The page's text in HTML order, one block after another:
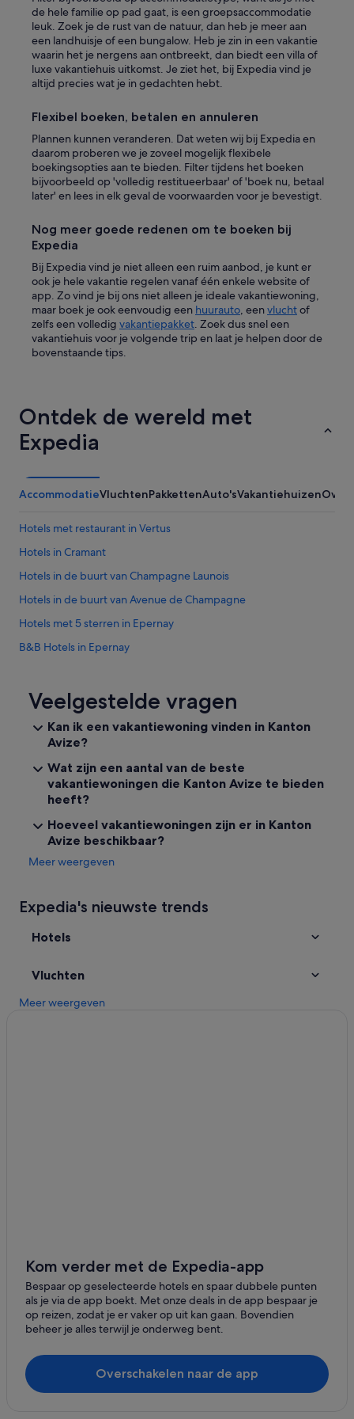
de hele familie op pad gaat, is een groepsaccommodatie
leuk. Zoek je de rust van de natuur, dan heb je meer aan
een landhuisje of een bungalow. Heb je zin in een vakantie
waarin het je nergens aan ontbreekt, dan biedt een villa of
luxe vakantiehuis uitkomst. Je ziet het, bij Expedia vind je
altijd precies wat je in gedachten hebt.
Flexibel boeken, betalen en annuleren
Plannen kunnen veranderen. Dat weten wij bij Expedia en
daarom proberen we je zoveel mogelijk flexibele
boekingsopties aan te bieden. Filter tijdens het boeken
bijvoorbeeld op 'volledig restitueerbaar' of 'boek nu, betaal
later' en lees in elk geval de voorwaarden voor je bevestigt.
Nog meer goede redenen om te boeken bij
Expedia
Bij Expedia vind je niet alleen een ruim aanbod, je kunt er
ook je hele vakantie regelen vanaf één enkele website of
app. Zo vind je bij ons niet alleen je ideale vakantiewoning,
maar boek je ook eenvoudig een huurauto, eenvluchtof
zelfs een volledig vakantiepakket. Zoek dus snel een
vakantiehuis voor je volgende trip en laat je helpen door de
bovenstaande tips.
Ontdek de wereld met
Expedia
AccommodatieVluchtenPakkettenAuto'sVakantiehuizen
Hotels met restaurant in Vertus
Hotels in Cramant
Hotels in de buurt van Champagne Launois
Hotels in de buurt van Avenue de Champagne
Hotels met 5 sterren in Epernay
B&B Hotels in Epernay
Hotels in Chavot-Courcourt
Hotels met parkeerplaatsen in Epernay
B&B in Kanton Avize
Hotels in de buurt van Champagne Waris Larmandier
Particuliere vakantiehuizen in Le Mesnil-sur-Oger
Familie in Epernay
Hotels in Kanton Avize
Hotels in de buurt van Janisson-Baradon
Hotels met restaurant in Epernay
Relais & Chateaux-hotels in Cramant
Hotels met wijngaard in Epernay
Hotels in Epernay
Romantische in Epernay
Hotels in Pierry
Hotels in de buurt van Moët et Chandon
Hotels in Chouilly
Veelgestelde vragen
Kan ik een vakantiewoning vinden in Kanton
Avize?
Wat zijn een aantal van de beste
vakantiewoningen die Kanton Avize te bieden
heeft?
Hoeveel vakantiewoningen zijn er in Kanton
Avize beschikbaar?
Meer weergeven
Expedia's nieuwste trends
Hotels
Vluchten
Meer weergeven
Kom verder met de Expedia-app
Bespaar op geselecteerde hotels en spaar dubbele punten
als je via de app boekt. Met onze deals in de app bespaar je
op reizen, zodat je er vaker op uit kan gaan. Bovendien
beheer je alles terwijl je onderweg bent.
Overschakelen naar de app